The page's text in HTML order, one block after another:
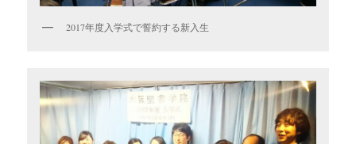
2017年度入学式で誓約する新入生